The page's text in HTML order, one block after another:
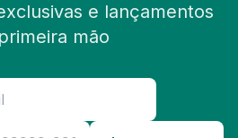
e lançamentos
mão